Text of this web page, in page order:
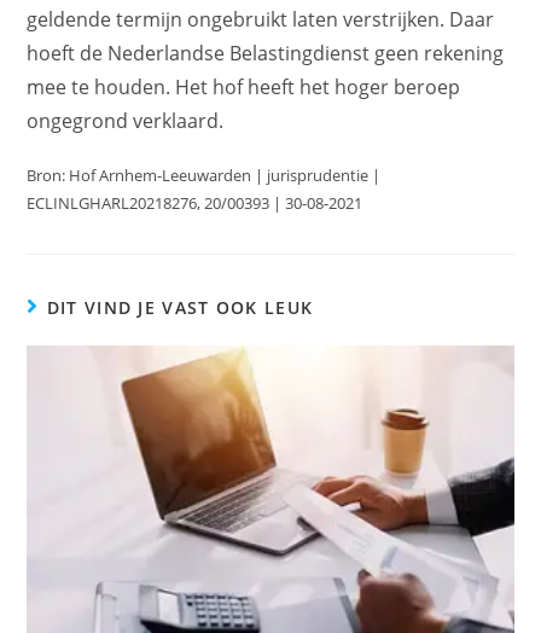
geldende termijn ongebruikt laten verstrijken. Daar
hoeft de Nederlandse Belastingdienst geen rekening
mee te houden. Het hof heeft het hoger beroep
ongegrond verklaard.
Bron: Hof Arnhem-Leeuwarden | jurisprudentie |
ECLINLGHARL20218276, 20/00393 | 30-08-2021
DIT VIND JE VAST OOK LEUK